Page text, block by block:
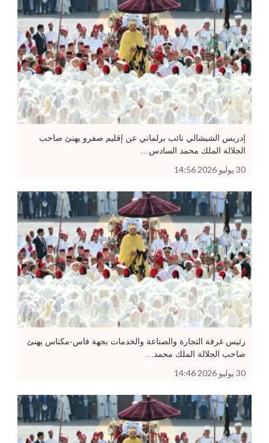
إدريس الشبشالي نائب برلماني عن إقليم صفرو يهنئ صاحب
الجلالة الملك محمد السادس…
30 يوليو 2026 14:56
رئيس غرفة التجارة والصناعة والخدمات بجهة فاس-مكناس يهنئ
صاحب الجلالة الملك محمد…
30 يوليو 2026 14:46